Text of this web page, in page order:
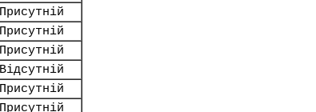
Присутній
Присутній
Присутній
Відсутній
Присутній
Присутній